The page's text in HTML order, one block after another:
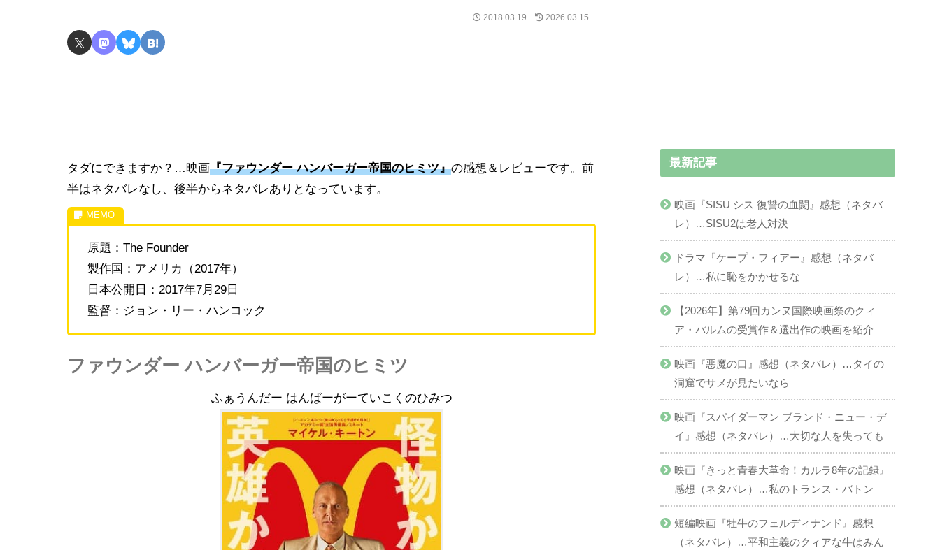
2018.03.19 2026.03.15
タダにできますか？…映画『ファウンダー ハンバーガー帝国のヒミツ』の感想＆レビューです。前
半はネタバレなし、後半からネタバレありとなっています。
原題：The Founder
製作国：アメリカ（2017年）
日本公開日：2017年7月29日
監督：ジョン・リー・ハンコック
ファウンダー ハンバーガー帝国のヒミツ
ふぁうんだー はんばーがーていこくのひみつ
最新記事
映画『SISU シス 復讐の血闘』感想（ネタバ
レ）…SISU2は老人対決
ドラマ『ケープ・フィアー』感想（ネタバ
レ）…私に恥をかかせるな
【2026年】第79回カンヌ国際映画祭のクィ
ア・パルムの受賞作＆選出作の映画を紹介
映画『悪魔の口』感想（ネタバレ）…タイの
洞窟でサメが見たいなら
映画『スパイダーマン ブランド・ニュー・デ
イ』感想（ネタバレ）…大切な人を失っても
映画『きっと青春大革命！カルラ8年の記録』
感想（ネタバレ）…私のトランス・バトン
短編映画『牡牛のフェルディナンド』感想
（ネタバレ）…平和主義のクィアな牛はみん